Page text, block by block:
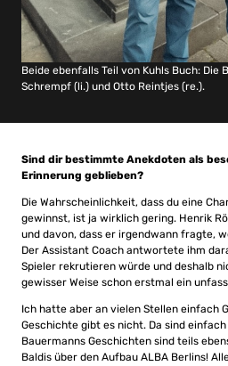
Beide ebenfalls Teil von Kuhls Buch:
Schrempf (li.) und Otto Reintjes (re.).
Sind dir bestimmte Anekdoten als
Erinnerung geblieben?
Die Wahrscheinlichkeit, dass du eine
gewinnst, ist ja wirklich gering. Henrik
und davon, dass er irgendwann fragte,
Der Assistant Coach antwortete ihm
Spieler rekrutieren würde und deshalb
gewisser Weise schon erstmal ein
Ich hatte aber an vielen Stellen einfach
Geschichte gibt es nicht. Da sind
Bauermanns Geschichten sind teils
Baldis über den Aufbau ALBA Berlins!